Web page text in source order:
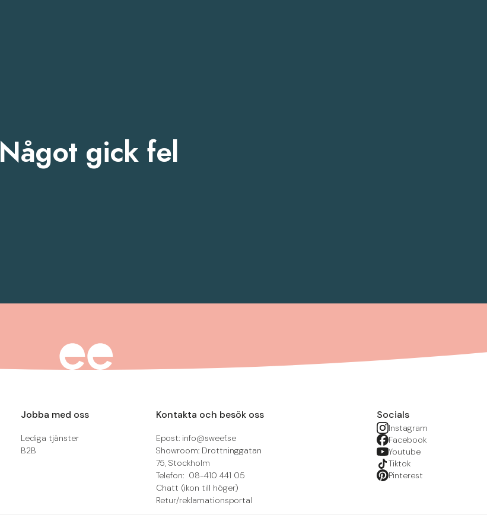
Något gick fel
Jobba med oss
Lediga tjänster
B2B
Kontakta och besök oss
Epost: info@sweef.se
Showroom: Drottninggatan
75, Stockholm
Telefon: 08-410 441 05
Chatt (ikon till höger)
Retur/reklamationsportal
Socials
Instagram
Facebook
Youtube
Tiktok
Pinterest